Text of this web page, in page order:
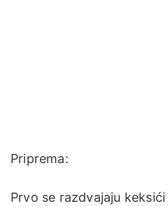
Priprema:
Prvo se razdvajaju